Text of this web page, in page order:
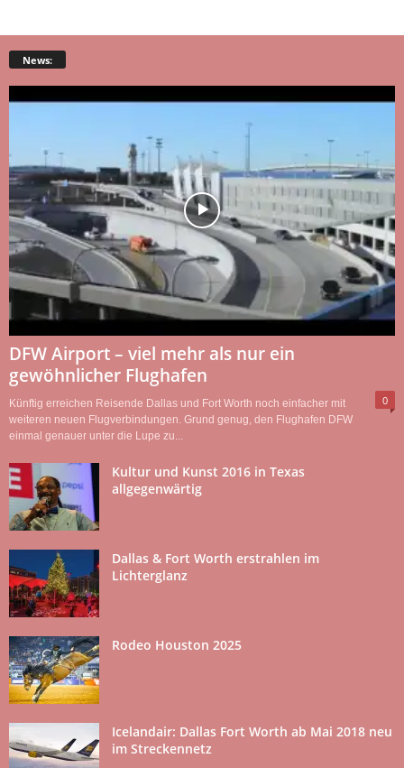
News:
DFW Airport – viel mehr als nur ein
gewöhnlicher Flughafen
0
Künftig erreichen Reisende Dallas und Fort Worth noch einfacher mit
weiteren neuen Flugverbindungen. Grund genug, den Flughafen DFW
einmal genauer unter die Lupe zu...
Kultur und Kunst 2016 in Texas
allgegenwärtig
Dallas & Fort Worth erstrahlen im
Lichterglanz
Rodeo Houston 2025
Icelandair: Dallas Fort Worth ab Mai 2018 neu
im Streckennetz